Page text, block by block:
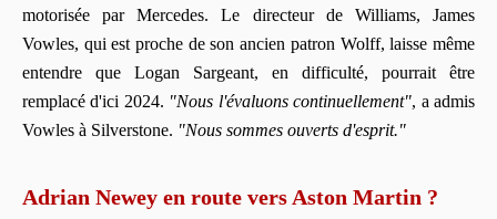
motorisée par Mercedes. Le directeur de Williams, James
Vowles, qui est proche de son ancien patron Wolff, laisse même
entendre que Logan Sargeant, en difficulté, pourrait être
remplacé d'ici 2024. "Nous l'évaluons continuellement", a admis
Vowles à Silverstone. "Nous sommes ouverts d'esprit."
Adrian Newey en route vers Aston Martin ?